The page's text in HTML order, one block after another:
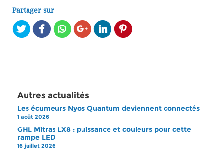
Partager sur
Autres actualités
Les écumeurs Nyos Quantum deviennent connectés
1 août 2026
GHL Mitras LX8 : puissance et couleurs pour cette
rampe LED
16 juillet 2026